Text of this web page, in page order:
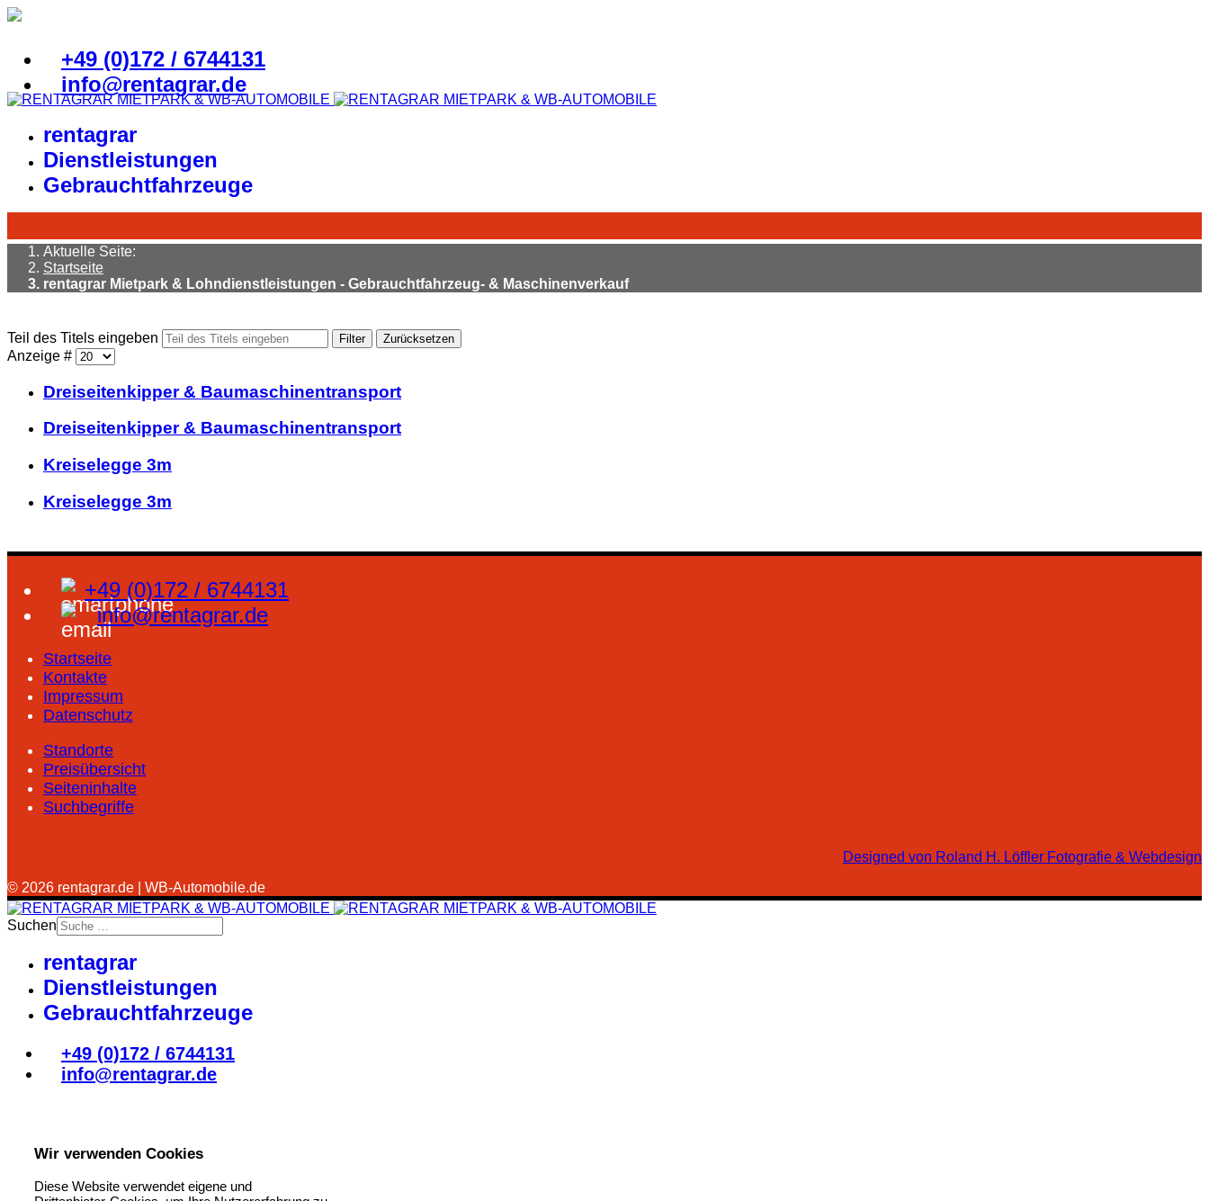
+49 (0)172 / 6744131
info@rentagrar.de
rentagrar
Dienstleistungen
Gebrauchtfahrzeuge
Aktuelle Seite:
Startseite
rentagrar Mietpark & Lohndienstleistungen - Gebrauchtfahrzeug- & Maschinenverkauf
Teil des Titels eingeben Filter Zurücksetzen
Anzeige #
Dreiseitenkipper & Baumaschinentransport
Dreiseitenkipper & Baumaschinentransport
Kreiselegge 3m
Kreiselegge 3m
+49 (0)172 / 6744131
info@rentagrar.de
Startseite
Kontakte
Impressum
Datenschutz
Standorte
Preisübersicht
Seiteninhalte
Suchbegriffe
Designed von Roland H. Löffler Fotografie & Webdesign
© 2026 rentagrar.de | WB-Automobile.de
Suchen
rentagrar
Dienstleistungen
Gebrauchtfahrzeuge
+49 (0)172 / 6744131
info@rentagrar.de
Wir verwenden Cookies
Diese Website verwendet eigene und